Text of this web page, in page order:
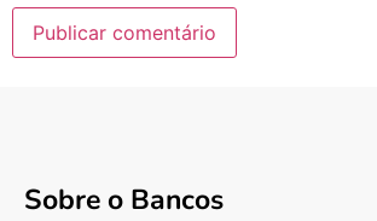
Sobre o Bancos